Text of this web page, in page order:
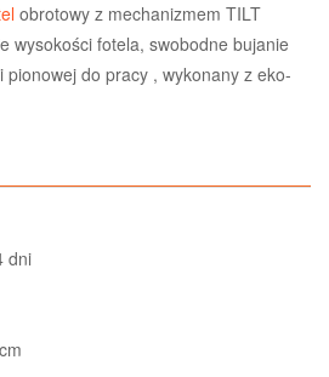
obrotowy z mechanizmem TILT
wysokości fotela, swobodne bujanie
do pracy , wykonany z eko-
dni